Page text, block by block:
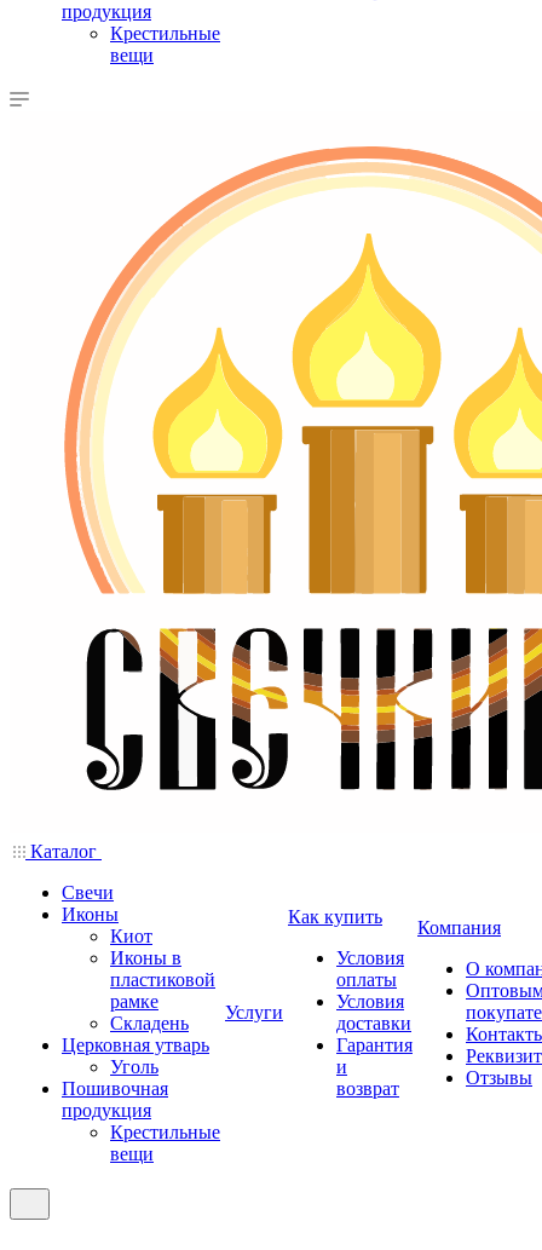
продукция
Крестильные
вещи
Каталог
Свечи
Иконы
Киот
Иконы в
пластиковой
рамке
Складень
Церковная утварь
Уголь
Пошивочная
продукция
Крестильные
вещи
Услуги
Как купить
Условия
оплаты
Условия
доставки
Гарантия
и
возврат
Компания
О
Отзывы